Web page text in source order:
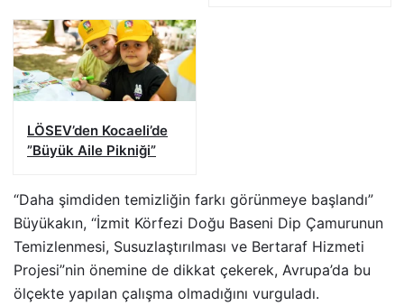
LÖSEV’den Kocaeli’de
”Büyük Aile Pikniği”
“Daha şimdiden temizliğin farkı görünmeye başlandı”
Büyükakın, “İzmit Körfezi Doğu Baseni Dip Çamurunun
Temizlenmesi, Susuzlaştırılması ve Bertaraf Hizmeti
Projesi”nin önemine de dikkat çekerek, Avrupa’da bu
ölçekte yapılan çalışma olmadığını vurguladı.